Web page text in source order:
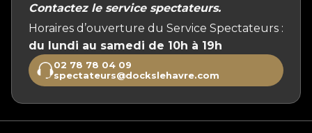
Contactez le service spectateurs.
Horaires d’ouverture du Service Spectateurs :
du lundi au samedi de 10h à 19h
02 78 78 04 09
spectateurs@dockslehavre.com